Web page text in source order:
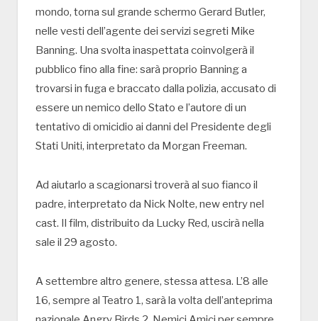
mondo, torna sul grande schermo Gerard Butler,
nelle vesti dell’agente dei servizi segreti Mike
Banning. Una svolta inaspettata coinvolgerà il
pubblico fino alla fine: sarà proprio Banning a
trovarsi in fuga e braccato dalla polizia, accusato di
essere un nemico dello Stato e l’autore di un
tentativo di omicidio ai danni del Presidente degli
Stati Uniti, interpretato da Morgan Freeman.
Ad aiutarlo a scagionarsi troverà al suo fianco il
padre, interpretato da Nick Nolte, new entry nel
cast. Il film, distribuito da Lucky Red, uscirà nella
sale il 29 agosto.
A settembre altro genere, stessa attesa. L’8 alle
16, sempre al Teatro 1, sarà la volta dell’anteprima